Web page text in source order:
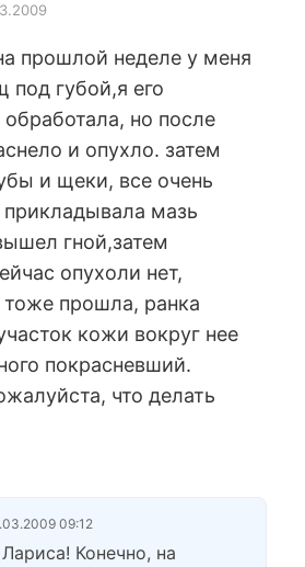
прошлой неделе у меня
губой,я его
но после
и опухло. затем
и щеки, все очень
прикладывала мазь
гной,затем
опухоли нет,
тоже прошла, ранка
кожи вокруг нее
покрасневший.
что делать
09:12
Конечно, на